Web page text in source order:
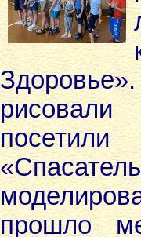
прошло